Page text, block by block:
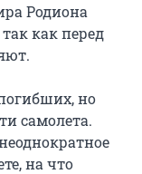
Родиона
как перед
но
самолета.
на что